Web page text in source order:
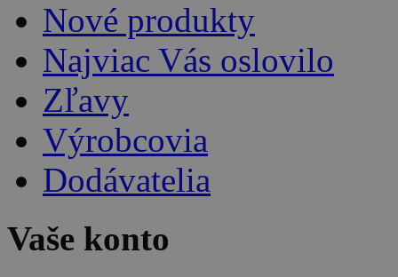
Nové produkty
Najviac Vás oslovilo
Zľavy
Výrobcovia
Dodávatelia
Vaše konto